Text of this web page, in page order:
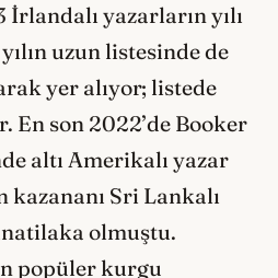
yazarların yılı
uzun listesinde de
yer alıyor; listede
En son 2022’de Booker
altı Amerikalı yazar
kazananı Sri Lankalı
olmuştu.
popüler kurgu